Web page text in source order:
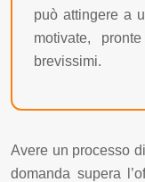
può attingere a
motivate,
brevissimi.
Avere un processo
domanda supera